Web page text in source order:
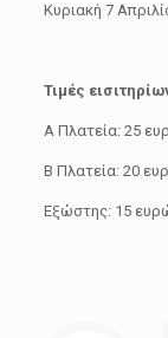
Κυριακή 7
Τιμές
Α Πλατεία: 25
Β Πλατεία: 20
Εξώστης: 15